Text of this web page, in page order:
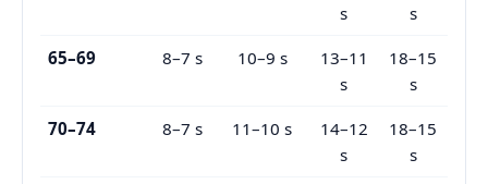
s
s
65–69 8–7 s 10–9 s
13–11
s
18–15
s
70–74 8–7 s 11–10 s
14–12
s
18–15
s